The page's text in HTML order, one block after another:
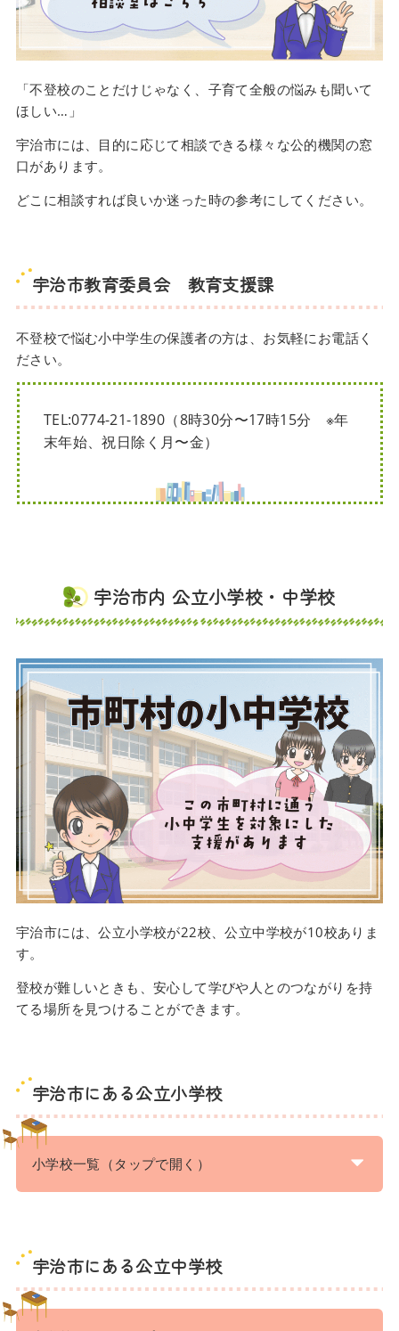
「不登校のことだけじゃなく、子育て全般の悩みも聞いて
ほしい…」
宇治市には、目的に応じて相談できる様々な公的機関の窓
口があります。
どこに相談すれば良いか迷った時の参考にしてください。
宇治市教育委員会 教育支援課
不登校で悩む小中学生の保護者の方は、お気軽にお電話く
ださい。
TEL:0774-21-1890（8時30分〜17時15分 ※年
末年始、祝日除く月〜金）
宇治市内 公立小学校・中学校
宇治市には、公立小学校が22校、公立中学校が10校ありま
す。
登校が難しいときも、安心して学びや人とのつながりを持
てる場所を見つけることができます。
宇治市にある公立小学校
小学校一覧（タップで開く）
宇治市にある公立中学校